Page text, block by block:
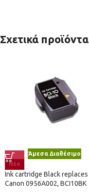
Σχετικά προϊόντα
Άμεσα Διαθέσιμο
Νέο
Ink cartridge Black replaces
Canon 0956A002, BCI10BK